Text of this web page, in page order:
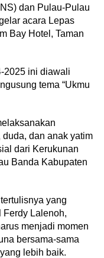
dan Pulau-Pulau
acara Lepas
Bay Hotel, Taman
2025 ini diawali
tema “Ukmu
dan anak yatim
dari Kerukunan
Banda Kabupaten
yang
Lalenoh,
menjadi momen
bersama-sama
lebih baik.